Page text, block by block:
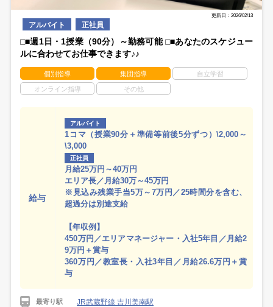
更新日：2026/02/13
アルバイト 正社員
□■週1日・1授業（90分）～勤務可能 □■あなたのスケジュー
ルに合わせてお仕事できます♪♪
個別指導 集団指導 自立学習
オンライン指導 その他
給与
アルバイト
1コマ（授業90分＋準備等前後5分ずつ）\2,000～
\3,000
正社員
月給25万円～40万円
エリア長／月給30万～45万円
※見込み残業手当5万～7万円／25時間分を含む、
超過分は別途支給
【年収例】
450万円／エリアマネージャー・入社5年目／月給2
9万円＋賞与
360万円／教室長・入社3年目／月給26.6万円＋賞
与
最寄り駅 JR武蔵野線 吉川美南駅